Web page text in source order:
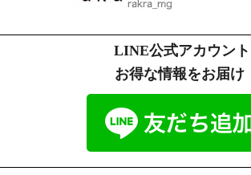
本人の同意を得ることが困難である場合
4.個人情報の安全管理
川口印刷工業（株）個人情報保護方針に従い、個
プライバシーマーク認定情報
http://www.kpj.co.jp/index.php/csr/privacymark
5.個人情報の訂正、削除
お客様からお預かりした個人情報の訂正・削除は
LINE公式アカウント
お得な情報をお届け